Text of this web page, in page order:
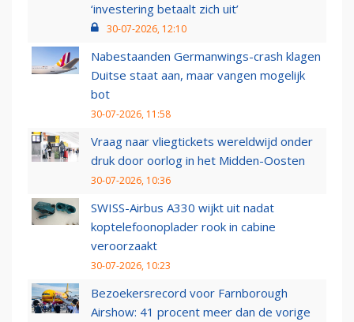
‘investering betaalt zich uit’
30-07-2026, 12:10
Nabestaanden Germanwings-crash klagen
Duitse staat aan, maar vangen mogelijk
bot
30-07-2026, 11:58
Vraag naar vliegtickets wereldwijd onder
druk door oorlog in het Midden-Oosten
30-07-2026, 10:36
SWISS-Airbus A330 wijkt uit nadat
koptelefoonoplader rook in cabine
veroorzaakt
30-07-2026, 10:23
Bezoekersrecord voor Farnborough
Airshow: 41 procent meer dan de vorige